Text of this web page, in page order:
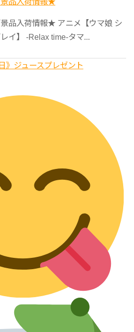
品入荷情報★ アニメ【ウマ娘 シ
イ】 -Relax time-タマ...
》ジュースプレゼント